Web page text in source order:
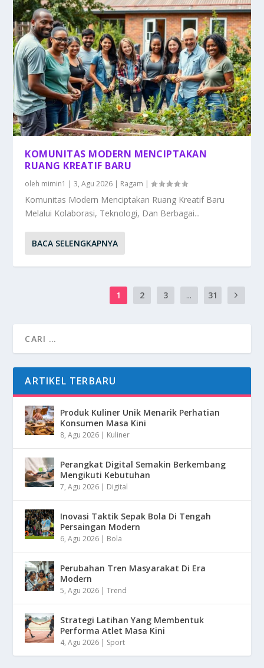
KOMUNITAS MODERN MENCIPTAKAN
RUANG KREATIF BARU
oleh mimin1 |3, Agu 2026 | Ragam |
Komunitas Modern Menciptakan Ruang Kreatif Baru
Melalui Kolaborasi, Teknologi, Dan Berbagai...
BACA SELENGKAPNYA
1 2 3 ... 31
ARTIKEL TERBARU
Produk Kuliner Unik Menarik Perhatian
Konsumen Masa Kini
8, Agu 2026 | Kuliner
Perangkat Digital Semakin Berkembang
Mengikuti Kebutuhan
7, Agu 2026 | Digital
Inovasi Taktik Sepak Bola Di Tengah
Persaingan Modern
6, Agu 2026 | Bola
Perubahan Tren Masyarakat Di Era
Modern
5, Agu 2026 |Trend
Strategi Latihan Yang Membentuk
Performa Atlet Masa Kini
4, Agu 2026 | Sport